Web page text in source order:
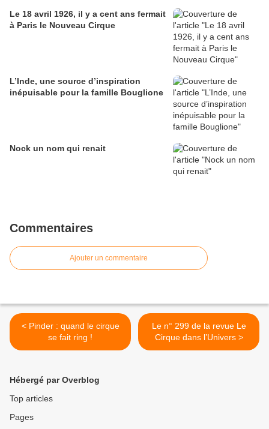
Le 18 avril 1926, il y a cent ans fermait
à Paris le Nouveau Cirque
L’Inde, une source d’inspiration
inépuisable pour la famille Bouglione
Nock un nom qui renait
Commentaires
Ajouter un commentaire
< Pinder : quand le cirque
se fait ring !
Le n° 299 de la revue Le
Cirque dans l’Univers >
Hébergé par Overblog
Top articles
Pages